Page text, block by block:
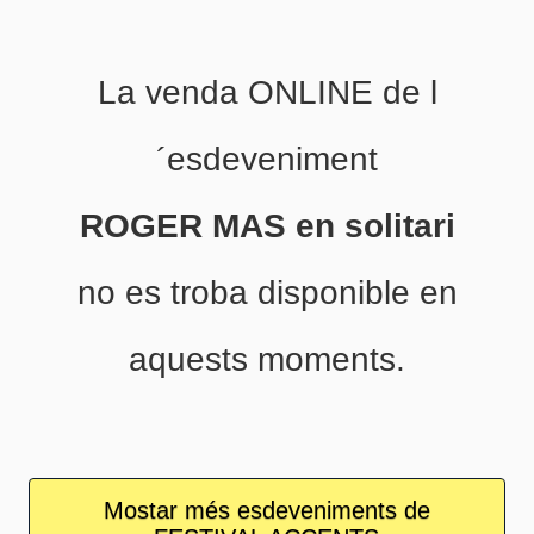
La venda ONLINE de l
´esdeveniment
ROGER MAS en solitari
no es troba disponible en
aquests moments.
Mostar més esdeveniments de